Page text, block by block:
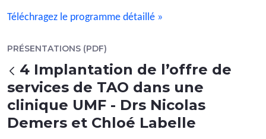
Téléchragez le programme détaillé »
PRÉSENTATIONS (PDF)
Voltar
4 Implantation de l’offre de
services de TAO dans une
clinique UMF - Drs Nicolas
Demers et Chloé Labelle